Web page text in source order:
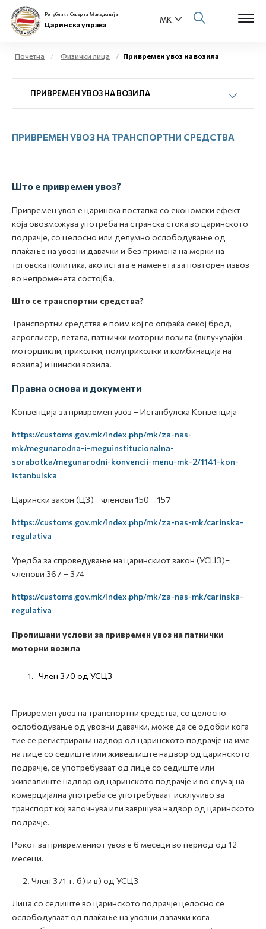
Open
Open
Медиа центар
Контакт
Е-Весник
Република Северна Македонија
Царинска управа
Почетна Физички лица Привремен увоз на возила
ПРИВРЕМЕН УВОЗ НА ВОЗИЛА
ПРИВРЕМЕН УВОЗ НА ТРАНСПОРТНИ СРЕДСТВА
Што е привремен увоз?
Привремен увоз е царинска постапка со економски ефект
која овозможува употреба на странска стока во царинското
подрачје, со целосно или делумно ослободување од
плаќање на увозни давачки и без примена на мерки на
трговска политика, ако истата е наменета за повторен извоз
во непроменета состојба.
Што се транспортни средства?
Транспортни средства е поим кој го опфаќа секој брод,
аероглисер, летала, патнички моторни возила (вклучувајќи
моторцикли, приколки, полуприколки и комбинација на
возила) и шински возила.
Правна основа и документи
Конвенција за привремен увоз – Истанбулска Конвенција
https://customs.gov.mk/index.php/mk/za-nas-
mk/megunarodna-i-meguinstitucionalna-
sorabotka/megunarodni-konvencii-menu-mk-2/1141-kon-
istanbulska
Царински закон (ЦЗ) - членови 150 – 157
https://customs.gov.mk/index.php/mk/za-nas-mk/carinska-
regulativa
Уредба за спроведување на царинскиот закон (УСЦЗ)–
членови 367 – 374
https://customs.gov.mk/index.php/mk/za-nas-mk/carinska-
regulativa
Пропишани услови за привремен увоз на патнички
моторни возила
Член 370 од УСЦЗ
Привремен увоз на транспортни средства, со целосно
ослободување од увозни давачки, може да се одобри кога
тие се регистрирани надвор од царинското подрачје на име
на лице со седиште или живеалиште надвор од царинското
подрачје, се употребуваат од лице со седиште или
живеалиште надвор од царинското подрачје и во случај на
комерцијална употреба се употребуваат исклучиво за
транспорт кој започнува или завршува надвор од царинското
подрачје.
Рокот за привремениот увоз е 6 месеци во период од 12
месеци.
2. Член 371 т. б) и в) од УСЦЗ
Лица со седиште во царинското подрачје целосно се
ослободуваат од плаќање на увозни давачки кога